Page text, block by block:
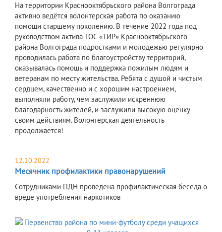
На территории Краснооктябрьского района Волгограда
активно ведётся волонтерская работа по оказанию
помощи старшему поколению. В течение 2022 года под
руководством актива ТОС «ТИР» Краснооктябрьского
района Волгограда подростками и молодежью регулярно
проводилась работа по благоустройству территорий,
оказывалась помощь и поддержка пожилым людям и
ветеранам по месту жительства. Ребята с душой и чистым
сердцем, качественно и с хорошим настроением,
выполняли работу, чем заслужили искреннюю
благодарность жителей, и заслужили высокую оценку
своим действиям. Волонтерская деятельность
продолжается!
12.10.2022
Месячник профилактики правонарушений
Сотрудниками ПДН проведена профилактическая беседа о
вреде употребления наркотиков